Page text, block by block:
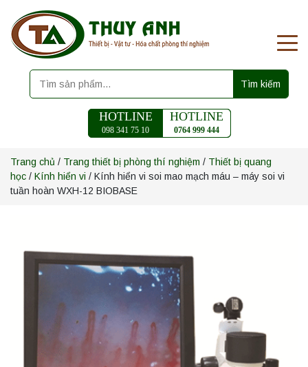
Tìm kiếm
HOTLINE
098 341 75 10
HOTLINE
0764 999 444
Trang chủ / Trang thiết bị phòng thí nghiệm / Thiết bị quang
học / Kính hiển vi / Kính hiển vi soi mao mạch máu – máy soi vi
tuần hoàn WXH-12 BIOBASE